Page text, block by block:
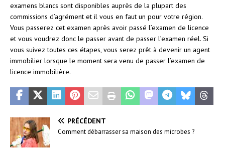
examens blancs sont disponibles auprès de la plupart des
commissions d’agrément et il vous en faut un pour votre région.
Vous passerez cet examen après avoir passé l’examen de licence
et vous voudrez donc le passer avant de passer l’examen réel. Si
vous suivez toutes ces étapes, vous serez prêt à devenir un agent
immobilier lorsque le moment sera venu de passer l’examen de
licence immobilière.
PRÉCÉDENT
Comment débarrasser sa maison des microbes ?